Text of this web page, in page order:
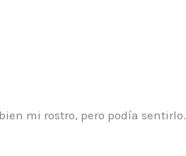
mi rostro, pero podía sentirlo.